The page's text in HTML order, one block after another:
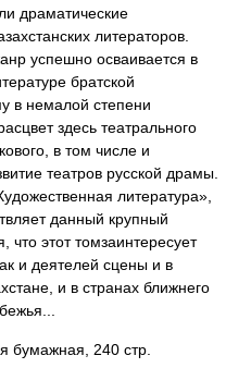
драматические
литераторов.
успешно осваивается в
братской
в немалой степени
здесь театрального
в том числе и
театров русской драмы.
литература»,
данный крупный
что этот томзаинтересует
и деятелей сцены и в
и в странах ближнего
бумажная, 240 стр.